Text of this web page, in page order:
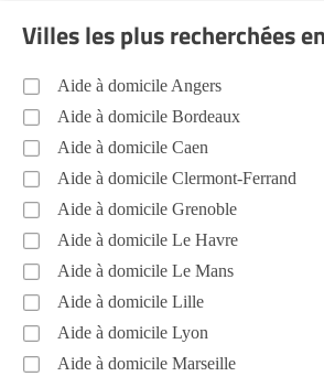
Villes les plus recherchées
Aide à domicile Angers
Aide à domicile Bordeaux
Aide à domicile Caen
Aide à domicile Clermont-Ferrand
Aide à domicile Grenoble
Aide à domicile Le Havre
Aide à domicile Le Mans
Aide à domicile Lille
Aide à domicile Lyon
Aide à domicile Marseille